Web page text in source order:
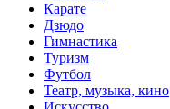
Карате
Дзюдо
Гимнастика
Туризм
Футбол
Театр, музыка, кино